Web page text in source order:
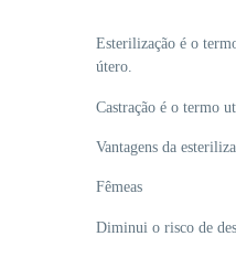
Esterilização é o
útero.
Castração é o termo
Vantagens da
Fêmeas
Diminui o risco de